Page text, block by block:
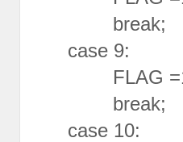
break;
case 9:
FLAG
break;
case 10: